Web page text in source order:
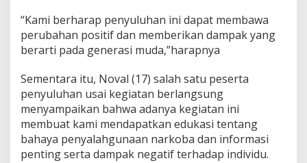
“Kami berharap penyuluhan ini dapat membawa
perubahan positif dan memberikan dampak yang
berarti pada generasi muda,”harapnya
Sementara itu, Noval (17) salah satu peserta
penyuluhan usai kegiatan berlangsung
menyampaikan bahwa adanya kegiatan ini
membuat kami mendapatkan edukasi tentang
bahaya penyalahgunaan narkoba dan informasi
penting serta dampak negatif terhadap individu.